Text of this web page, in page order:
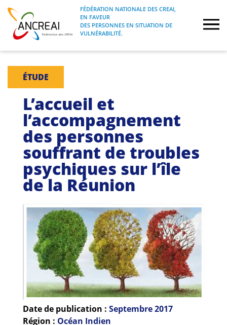
Skip
content
ANCREAI
FÉDÉRATION NATIONALE DES CREAI, EN
FAVEUR DES PERSONNES EN SITUATION
FÉDÉRATION NATIONALE DES CREAI,
EN FAVEUR
DES PERSONNES EN SITUATION DE
VULNÉRABILITÉ.
À propos
Journées nationales
Formations
Projets Fédéraux
Espace emploi
Guides et outils
Actualités
ARSENE
ÉTUDE
L’accueil et
l’accompagnement
des personnes
souffrant de troubles
psychiques sur l’île
de la Réunion
Date de publication : Septembre2017
Région : Océan Indien